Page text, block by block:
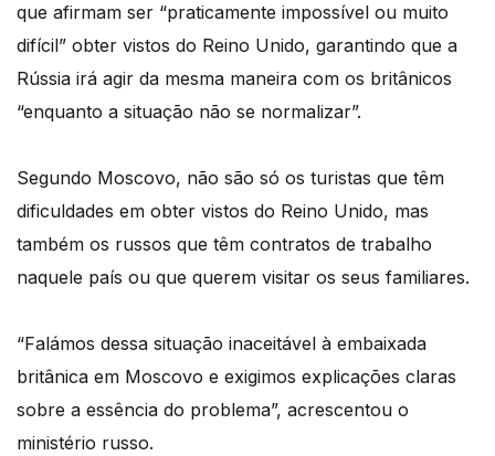
que afirmam ser “praticamente impossível ou muito
difícil” obter vistos do Reino Unido, garantindo que a
Rússia irá agir da mesma maneira com os britânicos
“enquanto a situação não se normalizar”.
Segundo Moscovo, não são só os turistas que têm
dificuldades em obter vistos do Reino Unido, mas
também os russos que têm contratos de trabalho
naquele país ou que querem visitar os seus familiares.
“Falámos dessa situação inaceitável à embaixada
britânica em Moscovo e exigimos explicações claras
sobre a essência do problema”, acrescentou o
ministério russo.